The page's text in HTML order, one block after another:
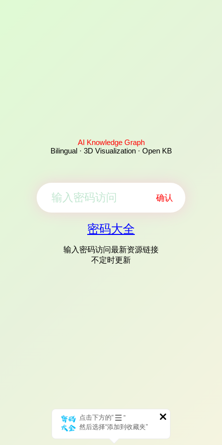
AI Knowledge Graph
Bilingual · 3D Visualization · Open KB
确认
密码大全
输入密码访问最新资源链接
不定时更新
点击下方的“
”
然后选择“添加到收藏夹”